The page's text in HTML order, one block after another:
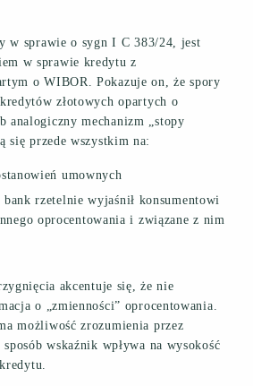
w sprawie o sygn I C 383/24, jest
w sprawie kredytu z
o WIBOR. Pokazuje on, że spory
złotowych opartych o
analogiczny mechanizm „stopy
się przede wszystkim na:
umownych
rzetelnie wyjaśnił konsumentowi
oprocentowania i związane z nim
akcentuje się, że nie
o „zmienności” oprocentowania.
możliwość zrozumienia przez
wskaźnik wpływa na wysokość